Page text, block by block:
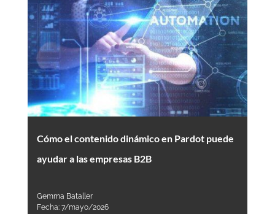
Cómo el contenido dinámico en Pardot puede
ayudar a las empresas B2B
Gemma Bataller
Fecha: 7/mayo/2026